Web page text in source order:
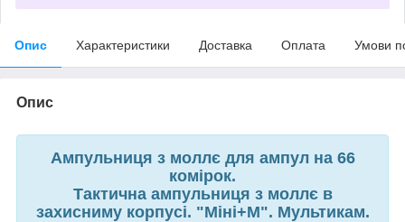
Опис Характеристики Доставка Оплата Умови
Опис
Ампульниця з моллє для ампул на 66
комірок.
Тактична ампульниця з моллє в
захисниму корпусі. "Міні+М". Мультикам.